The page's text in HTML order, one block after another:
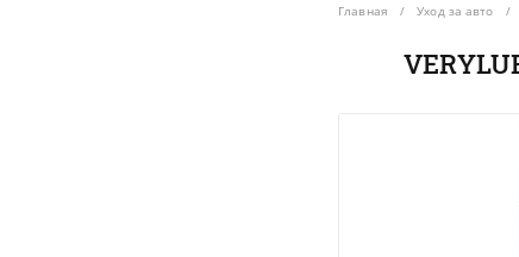
Главная Уход за авто